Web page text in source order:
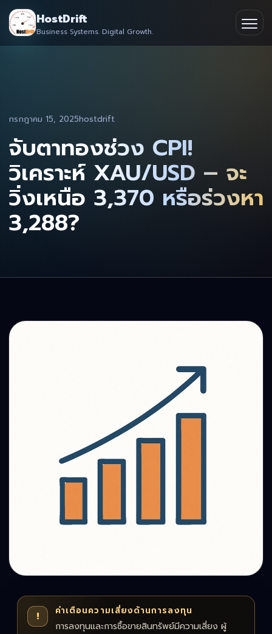
Skip
content
HostDrift
Business Systems. Digital Growth.
Partner
กรกฎาคม 15, 2025hostdrift
จับตาทองช่วง CPI!
วิเคราะห์ XAU/USD – จะ
วิ่งเหนือ 3,370 หรือร่วงหา
3,288?
!
คำเตือนความเสี่ยงด้านการลงทุน
การลงทุนและการซื้อขายสินทรัพย์มีความเสี่ยง ผู้